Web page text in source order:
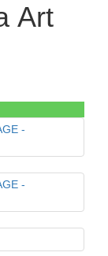
Art